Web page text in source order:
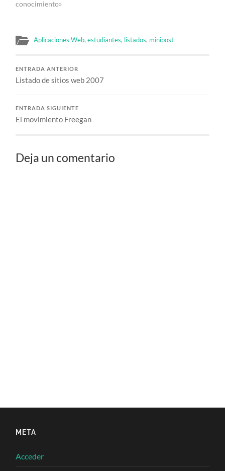
conocimiento»
Aplicaciones Web,estudiantes, listados, minipost
ENTRADA ANTERIOR
Listado de sitios web 2007
ENTRADA SIGUIENTE
El movimiento Freegan
Deja un comentario
META
Acceder